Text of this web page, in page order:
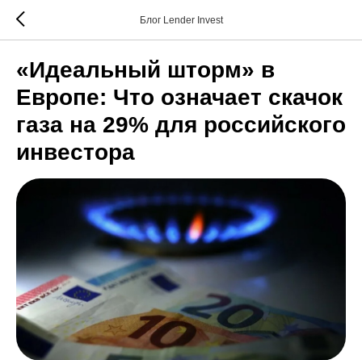
Блог Lender Invest
«Идеальный шторм» в
Европе: Что означает скачок
газа на 29% для российского
инвестора